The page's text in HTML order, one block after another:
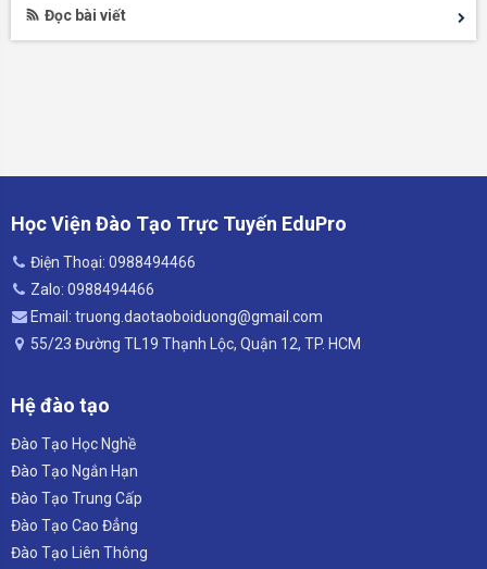
Đọc bài viết
Học Viện Đào Tạo Trực Tuyến EduPro
Điện Thoại: 0988494466
Zalo: 0988494466
Email: truong.daotaoboiduong@gmail.com
55/23 Đường TL19 Thạnh Lộc, Quận 12, TP. HCM
Hệ đào tạo
Đào Tạo Học Nghề
Đào Tạo Ngắn Hạn
Đào Tạo Trung Cấp
Đào Tạo Cao Đẳng
Đào Tạo Liên Thông